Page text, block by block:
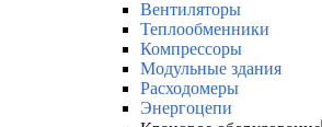
Вентиляторы
Теплообменники
Компрессоры
Модульные здания
Расходомеры
Энергоцепи